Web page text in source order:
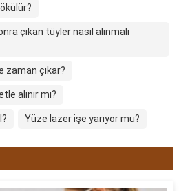
çıkan tüyler nasıl alınmalı
zaman çıkar?
alınır mı?
Yüze lazer işe yarıyor mu?